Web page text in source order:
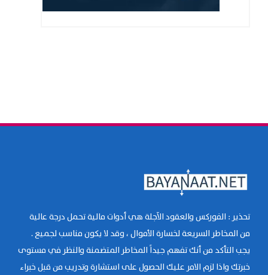
تحذير : الفوركس والعقود الآجلة هي أدوات مالية تحمل درجة عالية
من المخاطر السريعة لخسارة الأموال ، وقد لا يكون مناسب لجميع .
يجب التأكد من أنك تفهم جيداً المخاطر المتضمنة والنظر في مستوى
خبرتك واذا لزم الامر عليك الحصول على استشارة وتدريب من قبل خبراء